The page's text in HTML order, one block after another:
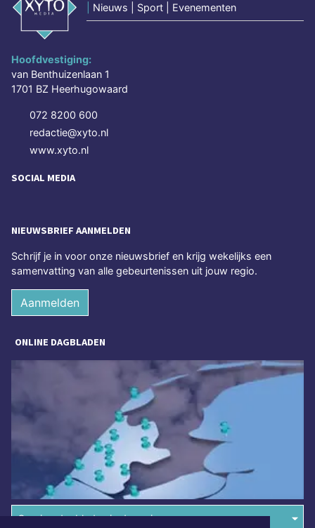
Nieuws | Sport | Evenementen
Hoofdvestiging:
van Benthuizenlaan 1
1701 BZ Heerhugowaard
072 8200 600
redactie@xyto.nl
www.xyto.nl
SOCIAL MEDIA
NIEUWSBRIEF AANMELDEN
Schrijf je in voor onze nieuwsbrief en krijg wekelijks een
samenvatting van alle gebeurtenissen uit jouw regio.
Aanmelden
ONLINE DAGBLADEN
Overige dagbladen in de regio